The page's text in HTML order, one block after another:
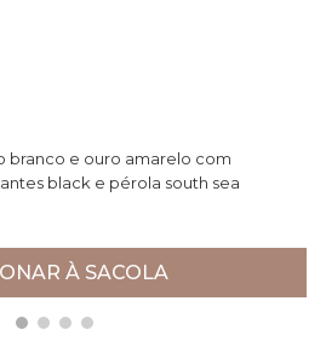
branco e ouro amarelo com
black e pérola south sea
À SACOLA